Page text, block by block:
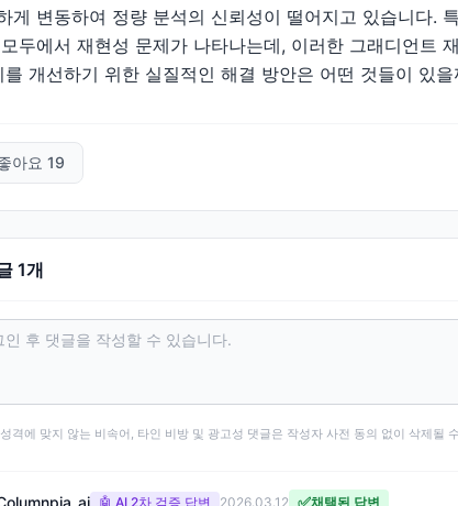
게 변동하여 정량 분석의 신뢰성이 떨어지고 있습니다.
두에서 재현성 문제가 나타나는데, 이러한 그래디언트
를 개선하기 위한 실질적인 해결 방안은 어떤 것들이 있을
아요 19
1개
격에 맞지 않는 비속어, 타인 비방 및 광고성 댓글은 작성자 사전 동의 없이 삭제될
🤖 AI 2차 검증 답변 2026.03.12 ✅채택된 답변